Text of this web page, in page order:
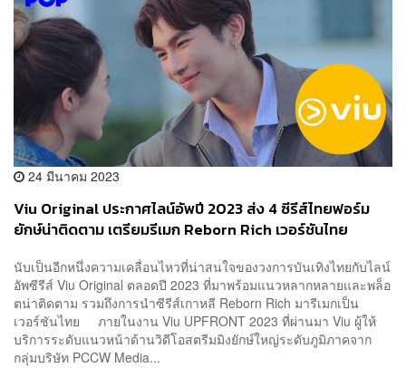
24 มีนาคม 2023
Viu Original ประกาศไลน์อัพปี 2023 ส่ง 4 ซีรีส์ไทยฟอร์ม
ยักษ์น่าติดตาม เตรียมรีเมก Reborn Rich เวอร์ชันไทย
นับเป็นอีกหนึ่งความเคลื่อนไหวที่น่าสนใจของวงการบันเทิงไทยกับไลน์
อัพซีรีส์ Viu Original ตลอดปี 2023 ที่มาพร้อมแนวหลากหลายและพล็อ
ตน่าติดตาม รวมถึงการนำซีรีส์เกาหลี Reborn Rich มารีเมกเป็น
เวอร์ชันไทย ภายในงาน Viu UPFRONT 2023 ที่ผ่านมา Viu ผู้ให้
บริการระดับแนวหน้าด้านวิดีโอสตรีมมิงยักษ์ใหญ่ระดับภูมิภาคจาก
กลุ่มบริษัท PCCW Media...